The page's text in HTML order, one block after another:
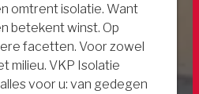
omtrent isolatie. Want
betekent winst. Op
facetten. Voor zowel
milieu. VKP Isolatie
voor u: van gedegen